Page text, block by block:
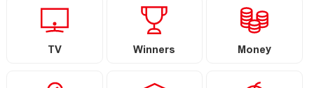
TV Winners Money